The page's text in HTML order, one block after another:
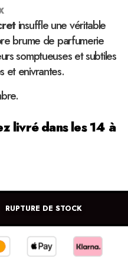
insuffle une véritable
brume de parfumerie
somptueuses et subtiles
et enivrantes.
livré dans les 14 à
RUPTURE DE STOCK